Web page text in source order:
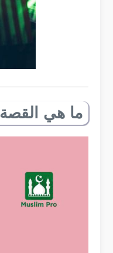
ما هي القصة